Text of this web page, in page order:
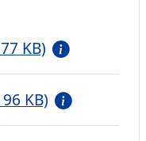
KB)
KB)